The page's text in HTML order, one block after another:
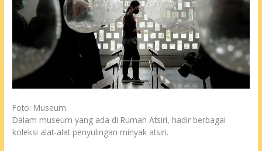
Foto: Museum
Dalam museum yang ada di Rumah Atsiri, hadir berbagai
koleksi alat-alat penyulingan minyak atsiri.